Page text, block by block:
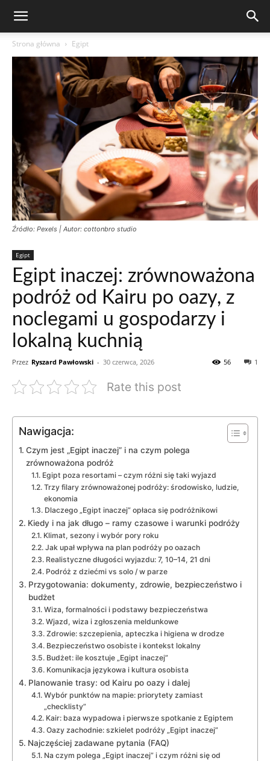
Strona główna Egipt
Źródło: Pexels | Autor: cottonbro studio
Egipt
Egipt inaczej: zrównoważona
podróż od Kairu po oazy, z
noclegami u gospodarzy i
lokalną kuchnią
Przez Ryszard Pawłowski - 30 czerwca, 2026 1
56
Rate this post
Nawigacja:
Czym jest „Egipt inaczej” i na czym polega
zrównoważona podróż
Egipt poza resortami – czym różni się taki wyjazd
Trzy filary zrównoważonej podróży: środowisko, ludzie,
ekonomia
Dlaczego „Egipt inaczej” opłaca się podróżnikowi
Kiedy i na jak długo – ramy czasowe i warunki podróży
Klimat, sezony i wybór pory roku
Jak upał wpływa na plan podróży po oazach
Realistyczne długości wyjazdu: 7, 10–14, 21 dni
Podróż z dziećmi vs solo / w parze
Przygotowania: dokumenty, zdrowie, bezpieczeństwo i
budżet
Wiza, formalności i podstawy bezpieczeństwa
Wjazd, wiza i zgłoszenia meldunkowe
Zdrowie: szczepienia, apteczka i higiena w drodze
Bezpieczeństwo osobiste i kontekst lokalny
Budżet: ile kosztuje „Egipt inaczej”
Komunikacja językowa i kultura osobista
Planowanie trasy: od Kairu po oazy i dalej
Wybór punktów na mapie: priorytety zamiast
„checklisty”
Kair: baza wypadowa i pierwsze spotkanie z Egiptem
Oazy zachodnie: szkielet podróży „Egipt inaczej”
Najczęściej zadawane pytania (FAQ)
Na czym polega „Egipt inaczej” i czym różni się od